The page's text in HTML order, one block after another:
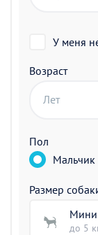
У меня
Возраст
Лет
Пол
Мальчик
Размер
Мини
до 5